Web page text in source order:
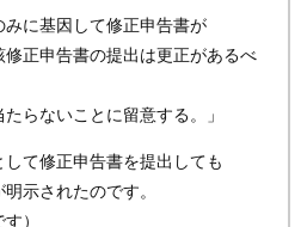
に基因して修正申告書が
正申告書の提出は更正があるべ
らないことに留意する。」
て修正申告書を提出しても
示されたのです。
）